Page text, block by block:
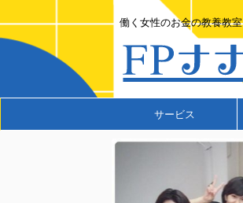
働く女性のお金の教養教室
サービス